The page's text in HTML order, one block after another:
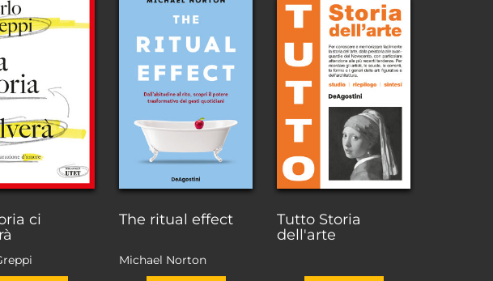
ci
The ritual effect
Michael Norton
Tutto Storia
dell'arte